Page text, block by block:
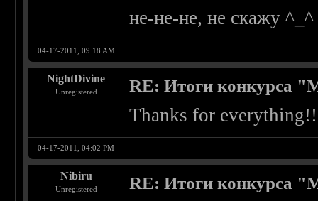
не-не-не, не скажу
04-17-2011, 09:18 AM
NightDivine
Unregistered RE: Итоги конкурса
Thanks for
04-17-2011, 04:02 PM
Nibiru
Unregistered RE: Итоги конкурса